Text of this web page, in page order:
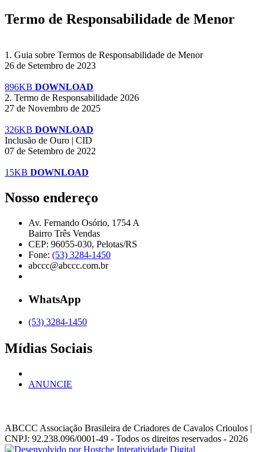
Termo de Responsabilidade de Menor
1. Guia sobre Termos de Responsabilidade de Menor
26 de Setembro de 2023
896KB DOWNLOAD
2. Termo de Responsabilidade 2026
27 de Novembro de 2025
326KB DOWNLOAD
Inclusão de Ouro | CID
07 de Setembro de 2022
15KB DOWNLOAD
Nosso endereço
Av. Fernando Osório, 1754 A
Bairro Três Vendas
CEP: 96055-030, Pelotas/RS
Fone: (53) 3284-1450
abccc@abccc.com.br
WhatsApp
(53) 3284-1450
Mídias Sociais
ANUNCIE
ABCCC Associação Brasileira de Criadores de Cavalos Crioulos |
CNPJ: 92.238.096/0001-49 - Todos os direitos reservados - 2026